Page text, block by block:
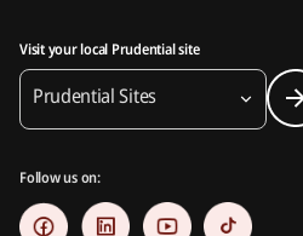
Visit your local Prudential site
Prudential Sites
Follow us on: